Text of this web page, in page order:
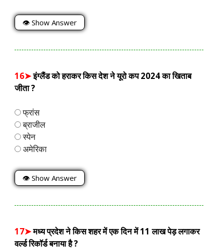
👁 Show Answer
16➤इंग्लैंड को हराकर किस देश ने यूरो कप 2024 का खिताब
जीता ?
फ्रांस
ब्राजील
स्पेन
अमेरिका
👁 Show Answer
17➤मध्य प्रदेश ने किस शहर में एक दिन में 11 लाख पेड़ लगाकर
वर्ल्ड रिकॉर्ड बनाया है ?